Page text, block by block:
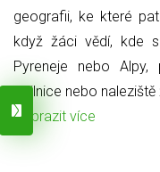
geografii, ke které
když žáci vědí, kde
Pyreneje nebo
obilnice nebo naleziště
Zobrazit více